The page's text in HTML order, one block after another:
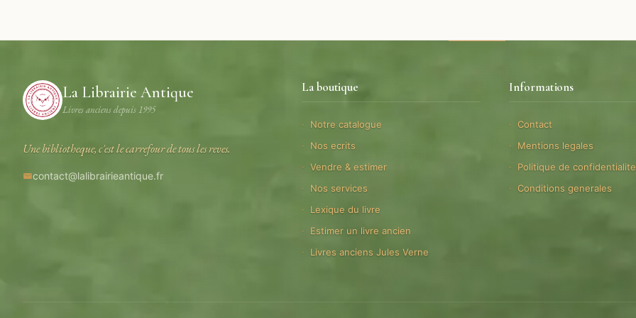
La Librairie Antique
Livres anciens depuis 1995
Une bibliotheque, c'est le carrefour de tous les reves.
contact@lalibrairieantique.fr
La boutique
Notre catalogue
Nos ecrits
Vendre & estimer
Nos services
Lexique du livre
Estimer un livre ancien
Livres anciens Jules Verne
Informations
Contact
Mentions legales
Politique de confidentialite
Conditions generales